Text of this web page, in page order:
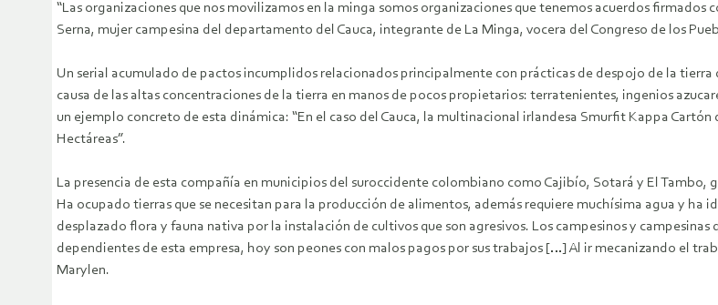
“Las organizaciones que nos movilizamos en la minga somos organizaciones que tenemos acuerdos
Serna, mujer campesina del departamento del Cauca, integrante de La Minga, vocera del Congreso de los
Un serial acumulado de pactos incumplidos relacionados principalmente con prácticas de despojo de la
causa de las altas concentraciones de la tierra en manos de pocos propietarios: terratenientes, ingenios
un ejemplo concreto de esta dinámica: “En el caso del Cauca, la multinacional irlandesa Smurfit Kappa
Hectáreas”.
La presencia de esta compañía en municipios del suroccidente colombiano como Cajibío, Sotará y El
Ha ocupado tierras que se necesitan para la producción de alimentos, además requiere muchísima agua y ha
desplazado flora y fauna nativa por la instalación de cultivos que son agresivos. Los campesinos y
dependientes de esta empresa, hoy son peones con malos pagos por sus trabajos […] Al ir mecanizando el
Marylen.